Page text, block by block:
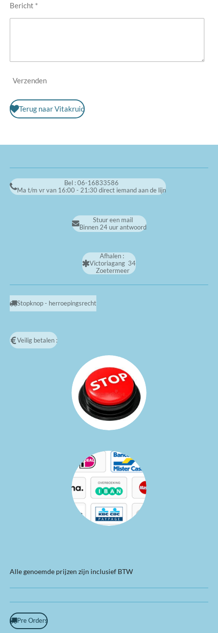
Bericht *
Verzenden
Terug naar Vitakruid
Bel : 06-16833586
Ma t/m vr van 16:00 - 21:30 direct iemand aan de lijn
Stuur een mail
Binnen 24 uur antwoord
Afhalen :
Victoriagang 34
Zoetermeer
Stopknop - herroepingsrecht
Veilig betalen :
Alle genoemde prijzen zijn inclusief BTW
Pre Orders